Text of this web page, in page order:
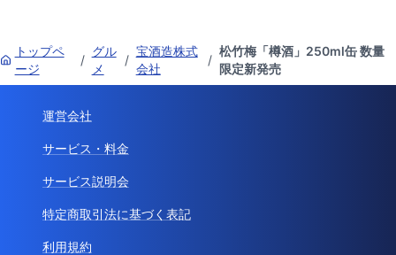
トップペ
ージ
/
グル
メ
/
宝酒造株式
会社
/
松竹梅「樽酒」250ml缶 数量
限定新発売
運営会社
サービス・料金
サービス説明会
特定商取引法に基づく表記
利用規約